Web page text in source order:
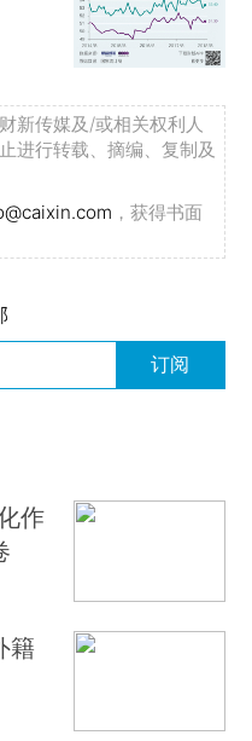
新传媒及/或相关权利人
进行转载、摘编、复制及
，获得书面
订阅
作
籍